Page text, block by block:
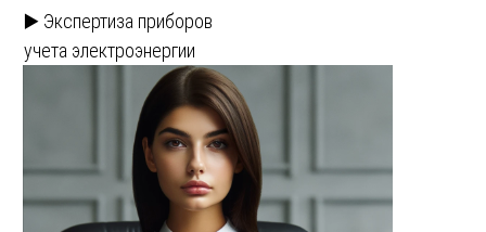
▶️ Экспертиза приборов
учета электроэнергии